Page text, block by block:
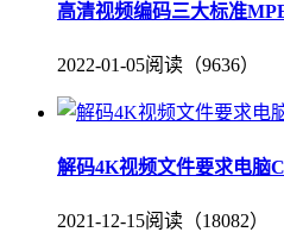
高清视频编码三大标准
2022-01-05阅读（9636）
解码4K视频文件要求电脑
2021-12-15阅读（18082）